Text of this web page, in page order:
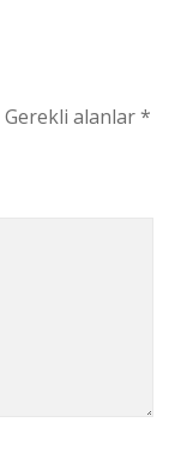
Gerekli alanlar*